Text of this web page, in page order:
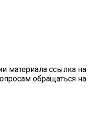
материала ссылка на
обращаться на